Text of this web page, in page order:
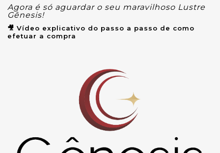
Agora é só aguardar o seu maravilhoso Lustre
Gênesis!
🎥 Vídeo explicativo do passo a passo de como
efetuar a compra